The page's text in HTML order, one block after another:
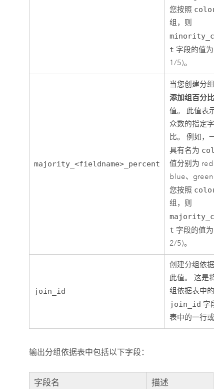
您按照 color
组，则
t 字段的值为
1/5)。
majority_<fieldname>_percent
当您创建分组
添加组百分比
值。 此值表示
众数的指定字
比。 例如，一
具有名为 color
值分别为 red、
blue、green、
您按照 color
组，则
t 字段的值为
2/5)。
join_id
创建分组依据
此值。 这是将
组依据表中的
join_id 字段
表中的一行或多
输出分组依据表中包括以下字段：
字段名 描述